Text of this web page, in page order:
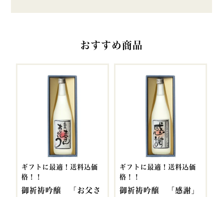
おすすめ商品
ギフトに最適！送料込価
格！！
御祈祷吟醸 「お父さ
ギフトに最適！送料込価
格！！
御祈祷吟醸 「感謝」